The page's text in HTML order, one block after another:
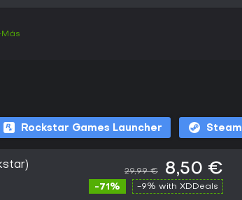
Rockstar Games Launcher Steam
29,99 € 8,50 €
-71% -9% with XDDeals